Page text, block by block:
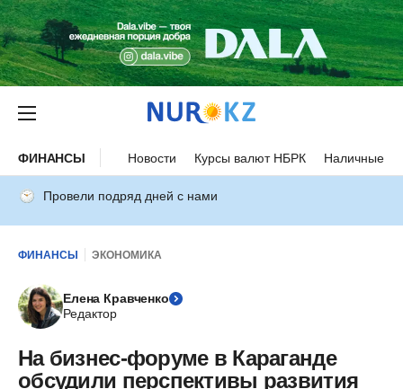
ФИНАНСЫ Новости Курсы валют НБРК Наличные
Провели подряд дней с нами
ФИНАНСЫ ЭКОНОМИКА
Елена Кравченко
Редактор
На бизнес-форуме в Караганде
обсудили перспективы развития